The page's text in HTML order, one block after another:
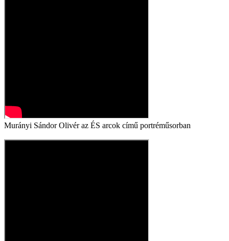
Murányi Sándor Olivér az ÉS arcok című portréműsorban